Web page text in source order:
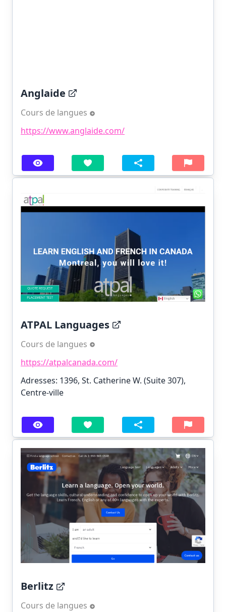
Anglaide
Cours de langues
https://www.anglaide.com/
ATPAL Languages
Cours de langues
https://atpalcanada.com/
Adresses: 1396, St. Catherine W. (Suite 307),
Centre-ville
Berlitz
Cours de langues